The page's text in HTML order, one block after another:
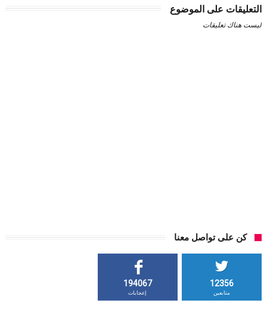
التعليقات على الموضوع
ليست هناك تعليقات
كن على تواصل معنا
12356
متابعين
194067
إعجابات